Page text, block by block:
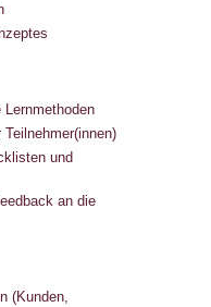
und
an die
(Kunden,